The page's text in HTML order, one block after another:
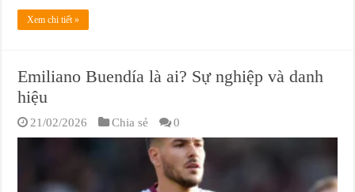
Xem chi tiết »
Emiliano Buendía là ai? Sự nghiệp và danh
hiệu
21/02/2026 Chia sẻ 0